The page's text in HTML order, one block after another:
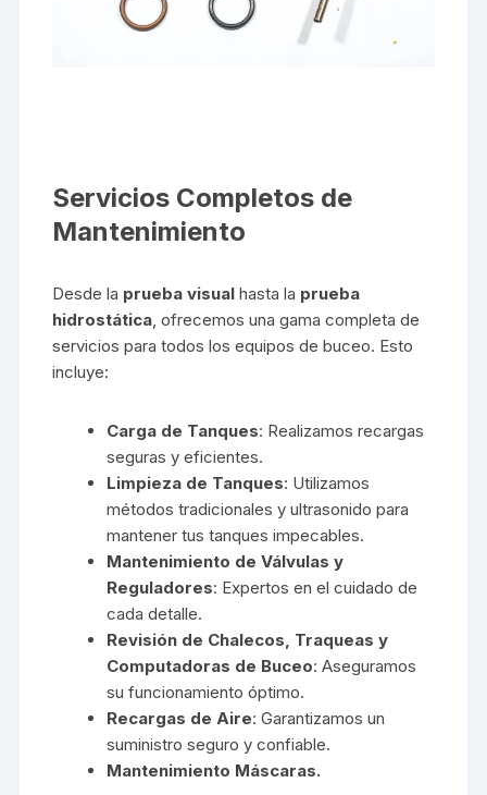
Servicios Completos de
Mantenimiento
Desde la prueba visual hasta la prueba
hidrostática, ofrecemos una gama completa de
servicios para todos los equipos de buceo. Esto
incluye:
Carga de Tanques: Realizamos recargas
seguras y eficientes.
Limpieza de Tanques: Utilizamos
métodos tradicionales y ultrasonido para
mantener tus tanques impecables.
Mantenimiento de Válvulas y
Reguladores: Expertos en el cuidado de
cada detalle.
Revisión de Chalecos, Traqueas y
Computadoras de Buceo: Aseguramos
su funcionamiento óptimo.
Recargas de Aire: Garantizamos un
suministro seguro y confiable.
Mantenimiento Máscaras.